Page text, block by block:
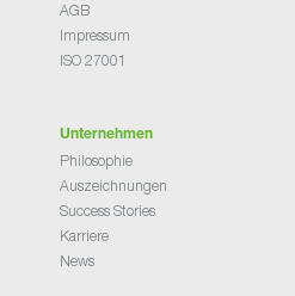
AGB
Impressum
ISO 27001
Unternehmen
Philosophie
Auszeichnungen
Success Stories
Karriere
News